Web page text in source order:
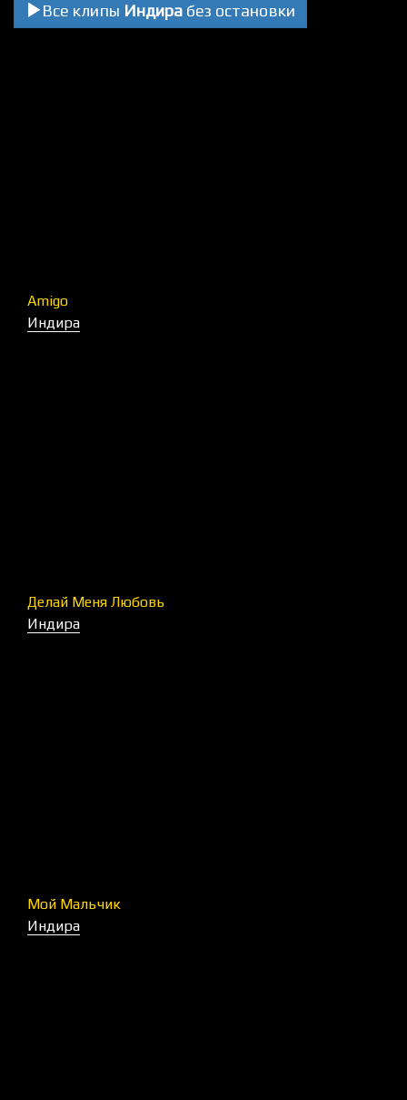
Все клипы Индира без остановки
Amigo
Индира
Делай Меня Любовь
Индира
Мой Мальчик
Индира